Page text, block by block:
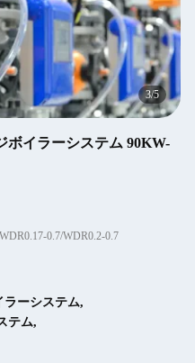
4/5
ボイラーシステム 90KW-
0.7/WDR0.2-0.7
ラーシステム,
テム,